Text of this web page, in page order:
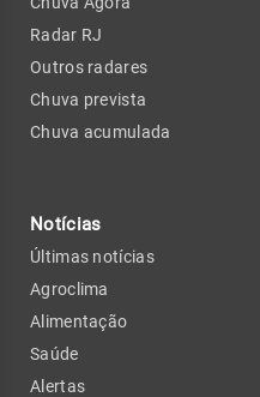
Radar RJ
Outros radares
Chuva prevista
Chuva acumulada
Notícias
Últimas notícias
Agroclima
Alimentação
Saúde
Alertas